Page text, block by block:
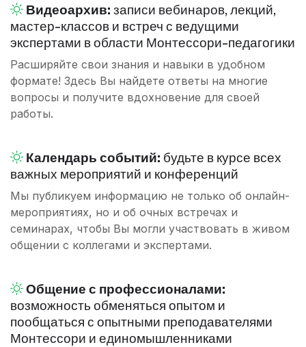
Видеоархив: записи вебинаров, лекций,
мастер-классов и встреч с ведущими
экспертами в области Монтессори-педагогики
Расширяйте свои знания и навыки в удобном
формате! Здесь Вы найдете ответы на многие
вопросы и получите вдохновение для своей
работы.
Календарь событий: будьте в курсе всех
важных мероприятий и конференций
Мы публикуем информацию не только об онлайн-
мероприятиях, но и об очных встречах и
семинарах, чтобы Вы могли участвовать в живом
общении с коллегами и экспертами.
Общение с профессионалами:
возможность обменяться опытом и
пообщаться с опытными преподавателями
Монтессори и единомышленниками